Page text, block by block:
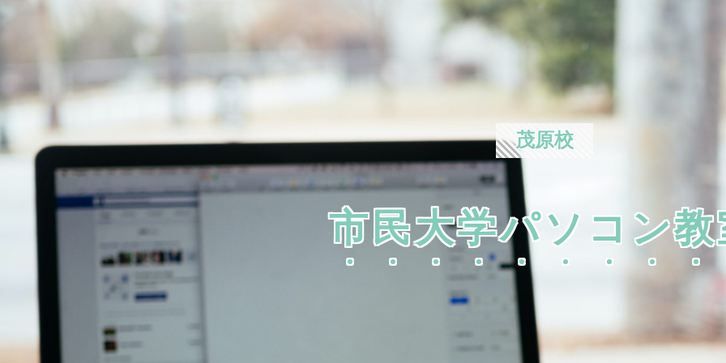
茂原校
市民大学パソコン